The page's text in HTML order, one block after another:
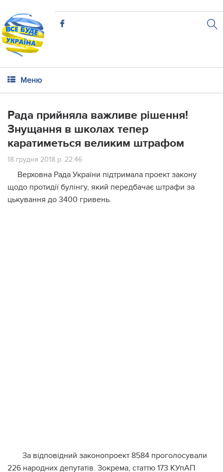
Меню
Рада прийняла важливе рішення!
Знущання в школах тепер
каратиметься великим штрафом
18 грудня 2018 р. 22:46
Верховна Рада України підтримала проект закону
щодо протидії булінгу, який передбачає штрафи за
цькування до 3400 гривень.
За відповідний законопроект 8584 проголосували
226 народних депутатів. Зокрема, статтю 173 КУпАП